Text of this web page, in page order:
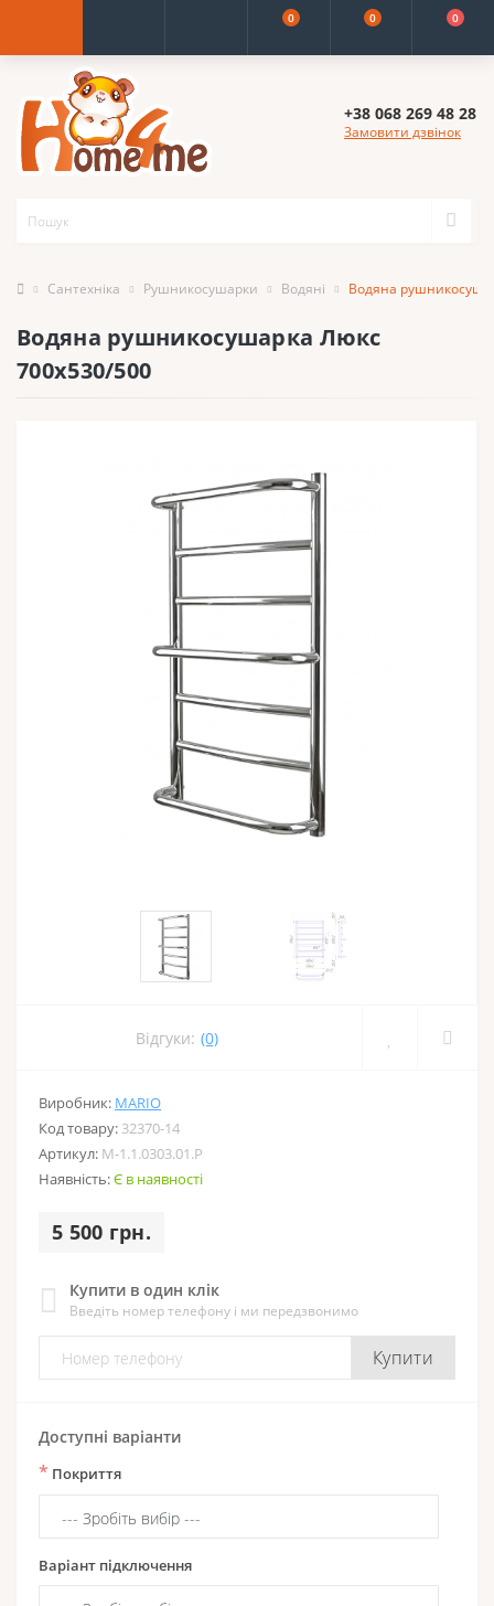
0 0 0
+38 068 269 48 28
Замовити дзвінок
Сантехніка Рушникосушарки Водяні Водяна
Водяна рушникосушарка Люкс
700x530/500
Відгуки: (0)
Виробник: MARIO
Код товару: 32370-14
Артикул: M-1.1.0303.01.P
Наявність:Є в наявності
5 500 грн.
Купити в один клік
Введіть номер телефону і ми передзвонимо
Купити
Доступні варіанти
* Покриття
Варіант підключення